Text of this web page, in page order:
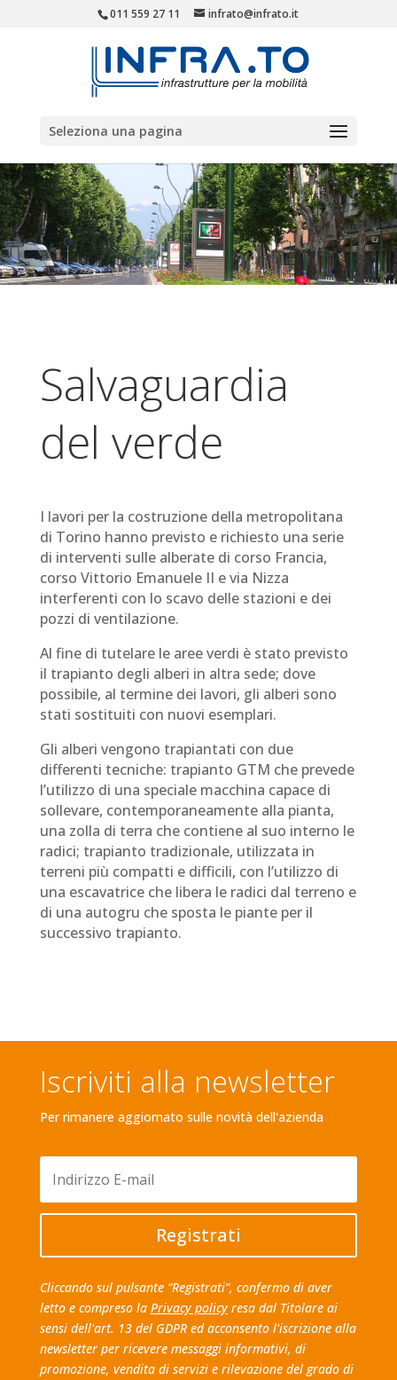
011 559 27 11 infrato@infrato.it
Seleziona una pagina
Salvaguardia
del verde
I lavori per la costruzione della metropolitana
di Torino hanno previsto e richiesto una serie
di interventi sulle alberate di corso Francia,
corso Vittorio Emanuele II e via Nizza
interferenti con lo scavo delle stazioni e dei
pozzi di ventilazione.
Al fine di tutelare le aree verdi è stato previsto
il trapianto degli alberi in altra sede; dove
possibile, al termine dei lavori, gli alberi sono
stati sostituiti con nuovi esemplari.
Gli alberi vengono trapiantati con due
differenti tecniche: trapianto GTM che prevede
l’utilizzo di una speciale macchina capace di
sollevare, contemporaneamente alla pianta,
una zolla di terra che contiene al suo interno le
radici; trapianto tradizionale, utilizzata in
terreni più compatti e difficili, con l’utilizzo di
una escavatrice che libera le radici dal terreno e
di una autogru che sposta le piante per il
successivo trapianto.
Iscriviti alla newsletter
Per rimanere aggiornato sulle novità dell'azienda
Registrati
Cliccando sul pulsante “Registrati”, confermo di aver
letto e compreso la Privacy policyresa dal Titolare ai
sensi dell'art. 13 del GDPR ed acconsento l'iscrizione alla
newsletter per ricevere messaggi informativi, di
promozione, vendita di servizi e rilevazione del grado di